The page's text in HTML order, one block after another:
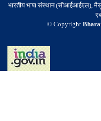
भारतीय भाषा संस्थान (सीआईआईएल), मैसूर
© Copyright